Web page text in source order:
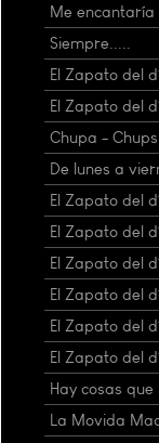
Me encantaría
Siempre.....
El Zapato del
El Zapato del
Chupa -
De lunes a
El Zapato del
El Zapato del
El Zapato del
El Zapato del
El Zapato del
El Zapato del
Hay cosas
La Movida